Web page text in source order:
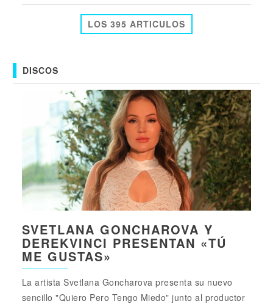
LOS 395 ARTICULOS
DISCOS
SVETLANA GONCHAROVA Y
DEREKVINCI PRESENTAN «TÚ
ME GUSTAS»
La artista Svetlana Goncharova presenta su nuevo
sencillo "Quiero Pero Tengo Miedo" junto al productor